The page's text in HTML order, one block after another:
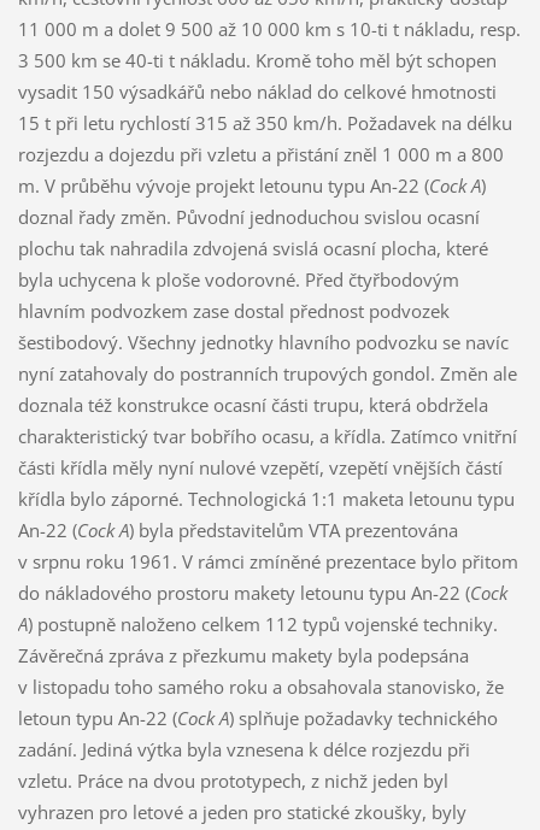
11 000 m a dolet 9 500 až 10 000 km s 10-ti t nákladu, resp.
3 500 km se 40-ti t nákladu. Kromě toho měl být schopen
vysadit 150 výsadkářů nebo náklad do celkové hmotnosti
15 t při letu rychlostí 315 až 350 km/h. Požadavek na délku
rozjezdu a dojezdu při vzletu a přistání zněl 1 000 m a 800
m. V průběhu vývoje projekt letounu typu An-22 (Cock A)
doznal řady změn. Původní jednoduchou svislou ocasní
plochu tak nahradila zdvojená svislá ocasní plocha, které
byla uchycena k ploše vodorovné. Před čtyřbodovým
hlavním podvozkem zase dostal přednost podvozek
šestibodový. Všechny jednotky hlavního podvozku se navíc
nyní zatahovaly do postranních trupových gondol. Změn ale
doznala též konstrukce ocasní části trupu, která obdržela
charakteristický tvar bobřího ocasu, a křídla. Zatímco vnitřní
části křídla měly nyní nulové vzepětí, vzepětí vnějších částí
křídla bylo záporné. Technologická 1:1 maketa letounu typu
An-22 (Cock A) byla představitelům VTA prezentována
v srpnu roku 1961. V rámci zmíněné prezentace bylo přitom
do nákladového prostoru makety letounu typu An-22 (Cock
A) postupně naloženo celkem 112 typů vojenské techniky.
Závěrečná zpráva z přezkumu makety byla podepsána
v listopadu toho samého roku a obsahovala stanovisko, že
letoun typu An-22 (Cock A) splňuje požadavky technického
zadání. Jediná výtka byla vznesena k délce rozjezdu při
vzletu. Práce na dvou prototypech, z nichž jeden byl
vyhrazen pro letové a jeden pro statické zkoušky, byly